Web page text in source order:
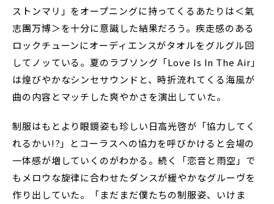
ストンマリ」をオープニングに持ってくるあたりは＜氣
志團万博＞を十分に意識した結果だろう。疾走感のある
ロックチューンにオーディエンスがタオルをグルグル回
してノッている。夏のラブソング「Love Is In The Air」
は煌びやかなシンセサウンドと、時折流れてくる海風が
曲の内容とマッチした爽やかさを演出していた。
制服はもとより眼鏡姿も珍しい日高光啓が「協力してく
れるかい!?」とコーラスへの協力を呼びかけると会場の
一体感が増していくのがわかる。続く「恋音と雨空」で
もメロウな旋律に合わせたダンスが緩やかなグルーヴを
作り出していた。「まだまだ僕たちの制服姿、いけま